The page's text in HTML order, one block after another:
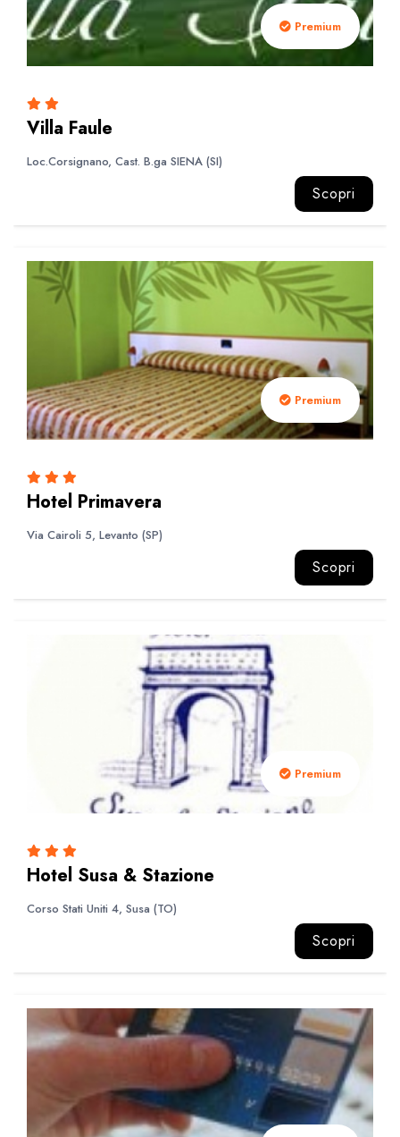
Premium
Villa Faule
Loc.Corsignano, Cast. B.ga SIENA (SI)
Scopri
Premium
Hotel Primavera
Via Cairoli 5, Levanto (SP)
Scopri
Premium
Hotel Susa & Stazione
Corso Stati Uniti 4, Susa (TO)
Scopri